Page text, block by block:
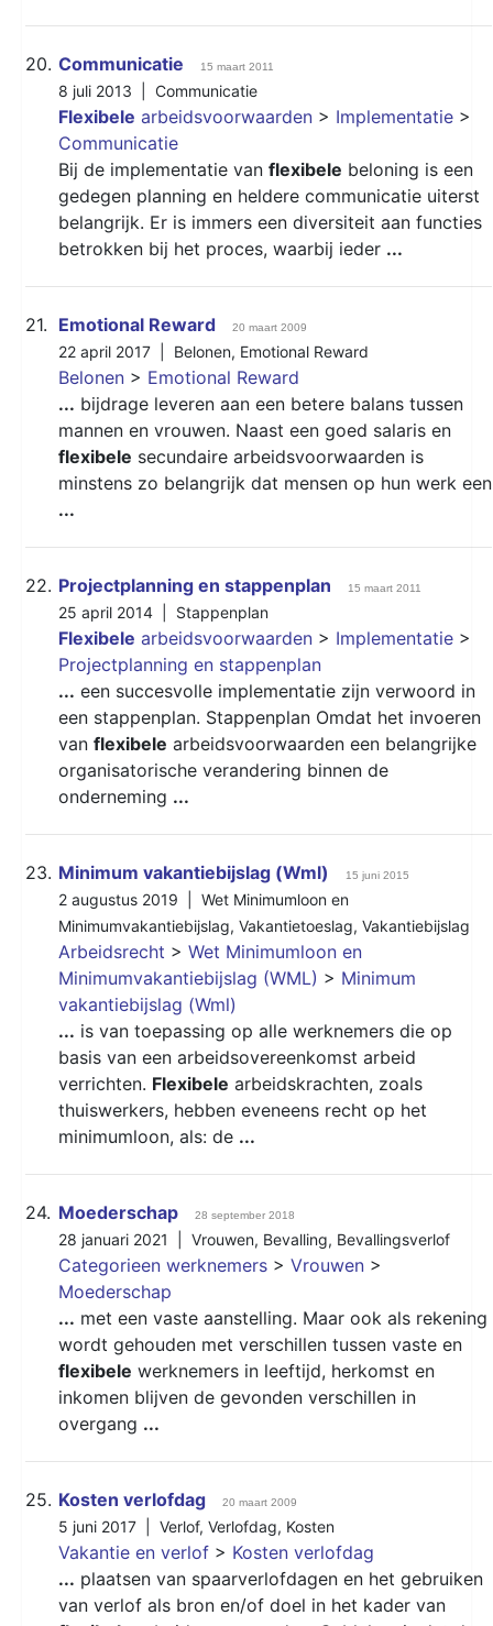
20. Communicatie 15 maart 2011
8 juli 2013 | Communicatie
Flexibele arbeidsvoorwaarden > Implementatie >
Communicatie
Bij de implementatie van flexibele beloning is een
gedegen planning en heldere communicatie uiterst
belangrijk. Er is immers een diversiteit aan functies
betrokken bij het proces, waarbij ieder ...
21. Emotional Reward 20 maart 2009
22 april 2017 | Belonen, Emotional Reward
Belonen > Emotional Reward
... bijdrage leveren aan een betere balans tussen
mannen en vrouwen. Naast een goed salaris en
flexibele secundaire arbeidsvoorwaarden is
minstens zo belangrijk dat mensen op hun werk een
...
22. Projectplanning en stappenplan 15 maart 2011
25 april 2014 | Stappenplan
Flexibele arbeidsvoorwaarden > Implementatie >
Projectplanning en stappenplan
... een succesvolle implementatie zijn verwoord in
een stappenplan. Stappenplan Omdat het invoeren
van flexibele arbeidsvoorwaarden een belangrijke
organisatorische verandering binnen de
onderneming ...
23. Minimum vakantiebijslag (Wml) 15 juni 2015
2 augustus 2019 | Wet Minimumloon en
Minimumvakantiebijslag, Vakantietoeslag, Vakantiebijslag
Arbeidsrecht > Wet Minimumloon en
Minimumvakantiebijslag (WML) > Minimum
vakantiebijslag (Wml)
... is van toepassing op alle werknemers die op
basis van een arbeidsovereenkomst arbeid
verrichten. Flexibele arbeidskrachten, zoals
thuiswerkers, hebben eveneens recht op het
minimumloon, als: de ...
24. Moederschap 28 september 2018
28 januari 2021 | Vrouwen, Bevalling, Bevallingsverlof
Categorieen werknemers > Vrouwen >
Moederschap
... met een vaste aanstelling. Maar ook als rekening
wordt gehouden met verschillen tussen vaste en
flexibele werknemers in leeftijd, herkomst en
inkomen blijven de gevonden verschillen in
overgang ...
25. Kosten verlofdag 20 maart 2009
5 juni 2017 | Verlof, Verlofdag, Kosten
Vakantie en verlof > Kosten verlofdag
... plaatsen van spaarverlofdagen en het gebruiken
van verlof als bron en/of doel in het kader van